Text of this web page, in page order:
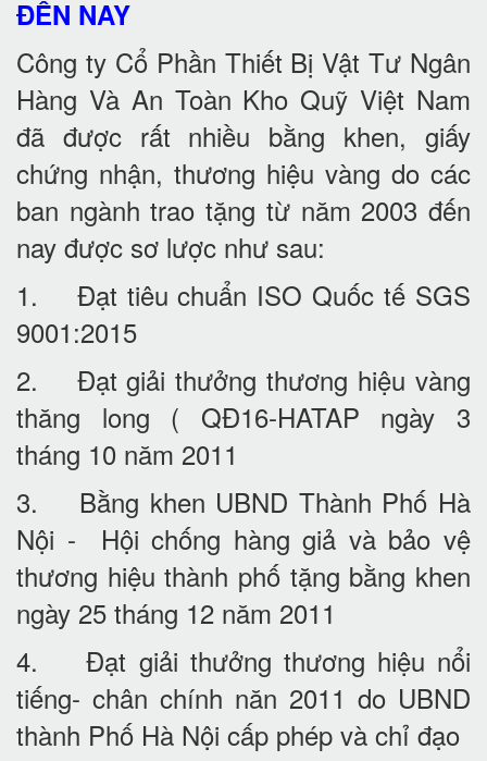
ĐẾN NAY
Công ty Cổ Phần Thiết Bị Vật Tư Ngân
Hàng Và An Toàn Kho Quỹ Việt Nam
đã được rất nhiều bằng khen, giấy
chứng nhận, thương hiệu vàng do các
ban ngành trao tặng từ năm 2003 đến
nay được sơ lược như sau:
1. Đạt tiêu chuẩn ISO Quốc tế SGS
9001:2015
2. Đạt giải thưởng thương hiệu vàng
thăng long ( QĐ16-HATAP ngày 3
tháng 10 năm 2011
3. Bằng khen UBND Thành Phố Hà
Nội - Hội chống hàng giả và bảo vệ
thương hiệu thành phố tặng bằng khen
ngày 25 tháng 12 năm 2011
4. Đạt giải thưởng thương hiệu nổi
tiếng- chân chính năn 2011 do UBND
thành Phố Hà Nội cấp phép và chỉ đạo